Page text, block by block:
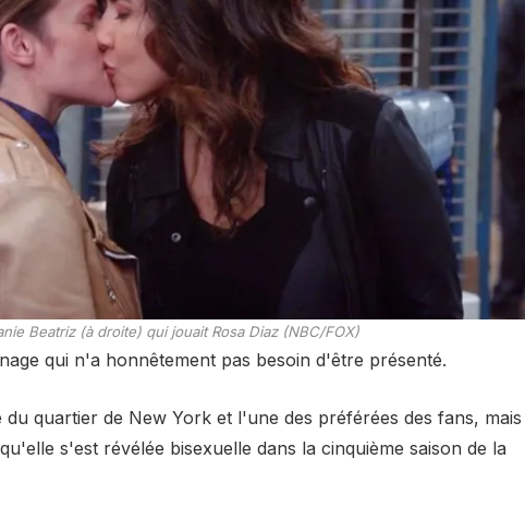
Beatriz (à droite) qui jouait Rosa Diaz (NBC/FOX)
qui n'a honnêtement pas besoin d'être présenté.
du quartier de New York et l'une des préférées des fans, mais
s'est révélée bisexuelle dans la cinquième saison de la